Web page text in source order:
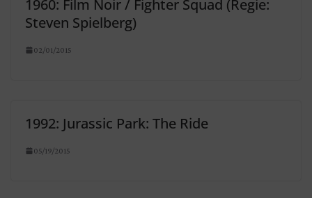
1960: Film Noir / Fighter Squad (Regie:
Steven Spielberg)
02/01/2015
1992: Jurassic Park: The Ride
05/19/2015